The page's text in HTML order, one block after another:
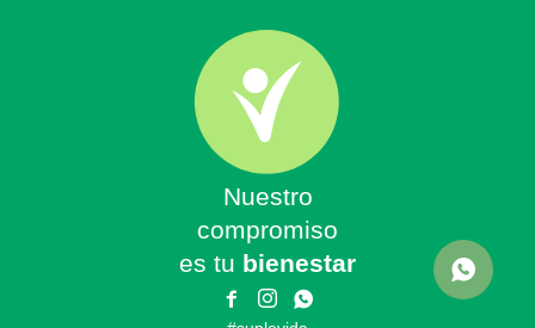
Nuestro
compromiso
es tu bienestar
 
